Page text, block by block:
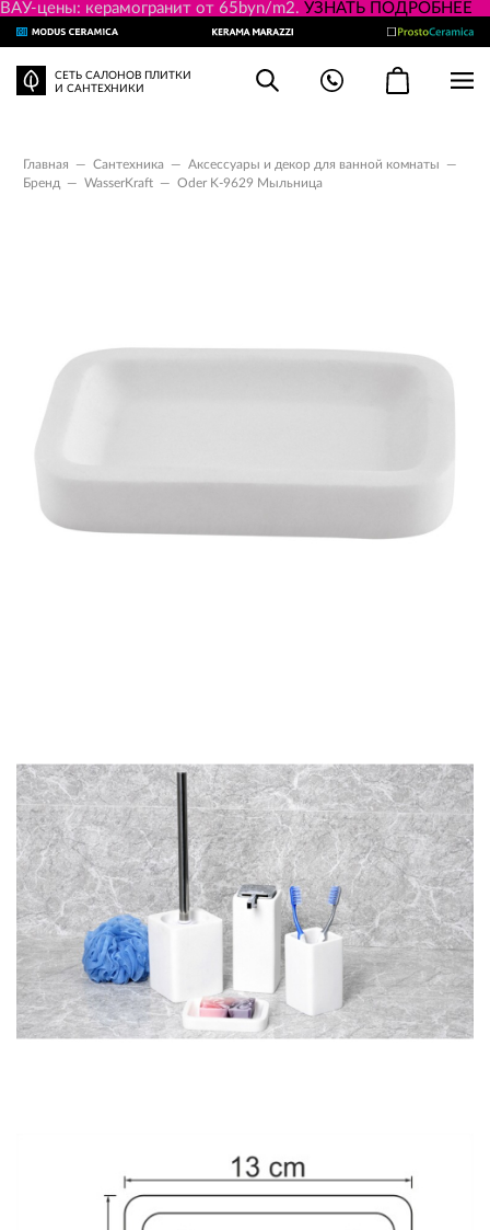
ВАУ-цены: керамогранит от 65byn/m2. УЗНАТЬ ПОДРОБНЕЕ
СЕТЬ САЛОНОВ ПЛИТКИ
И САНТЕХНИКИ
Главная — Сантехника — Аксессуары и декор для ванной комнаты
—
Бренд
— WasserKraft — Oder K-9629 Мыльница